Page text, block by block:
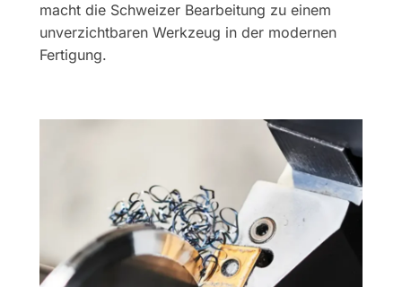
macht die Schweizer Bearbeitung zu einem
unverzichtbaren Werkzeug in der modernen
Fertigung.